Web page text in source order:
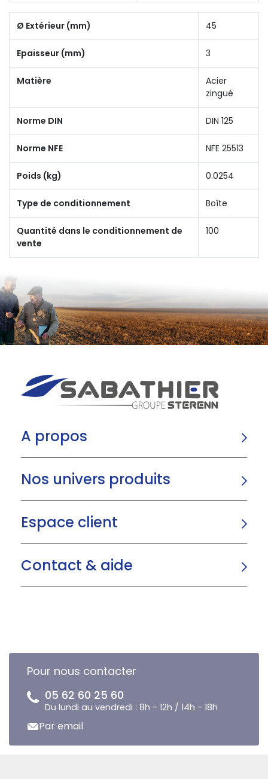
Ø Extérieur (mm) 45
Epaisseur (mm) 3
Matière
Acier
zingué
Norme DIN DIN 125
Norme NFE NFE 25513
Poids (kg) 0.0254
Type de conditionnement Boîte
Quantité dans le conditionnement de
vente
100
A propos
Nos univers produits
Espace client
Contact & aide
Pour nous contacter
05 62 60 25 60
Du lundi au vendredi : 8h - 12h / 14h - 18h
Par email